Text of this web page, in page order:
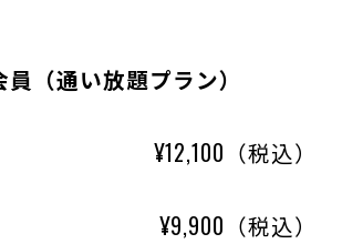
員（通い放題プラン）
¥12,100（税込）
¥9,900（税込）